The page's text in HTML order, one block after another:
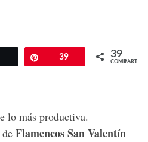
Twittear 39 39
COMPARTIR
lo más productiva.
Flamencos San Valentín